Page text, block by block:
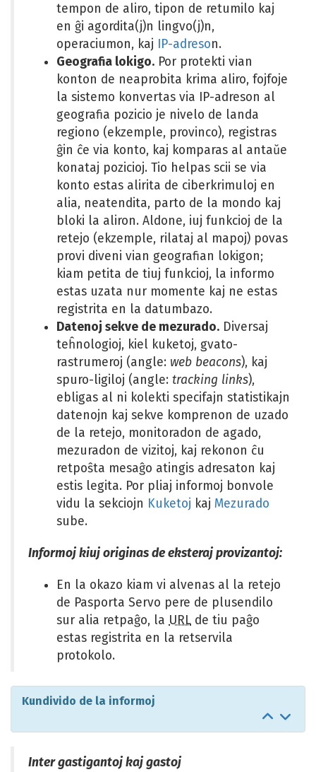
tempon de aliro, tipon de retumilo kaj
en ĝi agordita(j)n lingvo(j)n,
operaciumon, kaj
IP-adreson.
Geografia lokigo. Por protekti vian
konton de neaprobita krima aliro, fojfoje
la sistemo konvertas via IP-adreson al
geografia pozicio je nivelo de landa
regiono (ekzemple, provinco), registras
ĝin ĉe via konto, kaj komparas al antaŭe
konataj pozicioj. Tio helpas scii se via
konto estas alirita de ciberkrimuloj en
alia, neatendita, parto de la mondo kaj
bloki la aliron. Aldone, iuj funkcioj de la
retejo (ekzemple, rilataj al mapoj) povas
provi diveni vian geografian lokigon;
kiam petita de tiuj funkcioj, la informo
estas uzata nur momente kaj ne estas
registrita en la datumbazo.
Datenoj sekve de mezurado. Diversaj
teĥnologioj, kiel kuketoj, gvato-
rastrumeroj (angle: web beacons), kaj
spuro-ligiloj (angle: tracking links),
ebligas al ni kolekti specifajn statistikajn
datenojn kaj sekve komprenon de uzado
de la retejo, monitoradon de agado,
mezuradon de vizitoj, kaj rekonon ĉu
retpoŝta mesaĝo atingis adresaton kaj
estis legita. Por pliaj informoj bonvole
vidu la sekciojn Kuketoj kaj Mezurado
sube.
Informoj kiuj originas de eksteraj provizantoj:
En la okazo kiam vi alvenas al la retejo
de Pasporta Servo pere de plusendilo
sur alia retpaĝo, la URL de tiu paĝo
estas registrita en la retservila
protokolo.
Kundivido de la informoj
al
Salti
al
Inter gastigantoj kaj gastoj